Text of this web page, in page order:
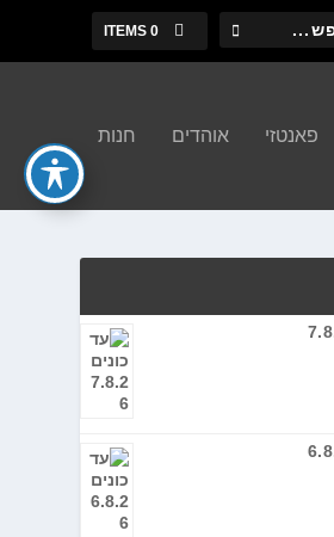
0 ITEMS
פאנטזי אוהדים חנות